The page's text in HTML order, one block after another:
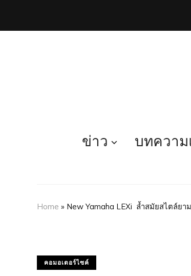
ข่าว บทควา
Home » New Yamaha LEXi ล้ำสมัย
คอมอเตอร์ไซค์